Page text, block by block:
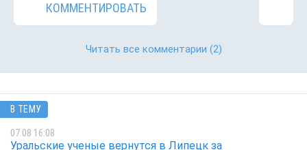
КОММЕНТИРОВАТЬ
Читать все комментарии (2)
В ТЕМУ
07.08 16:08
Уральские ученые вернутся в Липецк за